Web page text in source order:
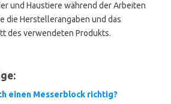
und Haustiere während der Arbeiten
die Herstellerangaben und das
des verwendeten Produkts.
einen Messerblock richtig?